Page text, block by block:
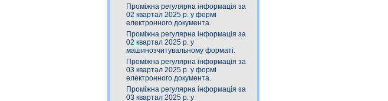
Проміжна регулярна інформація за
02 квартал 2025 р. у формі
електронного документа.
Проміжна регулярна інформація за
02 квартал 2025 р. у
машинозчитувальному форматі.
Проміжна регулярна інформація за
03 квартал 2025 р. у формі
електронного документа.
Проміжна регулярна інформація за
03 квартал 2025 р. у